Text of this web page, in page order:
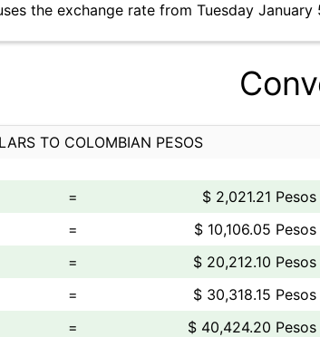
the exchange rate from Tuesday
TO COLOMBIAN PESOS
=
$ 2,021.21 Pesos
=
$ 10,106.05 Pesos
=
$ 20,212.10 Pesos
=
$ 30,318.15 Pesos
=
$ 40,424.20 Pesos